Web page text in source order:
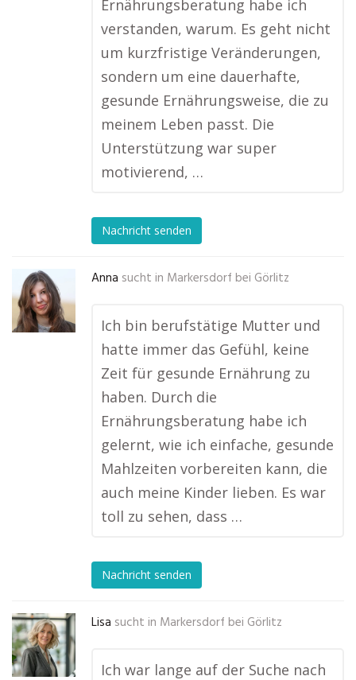
Ernährungsberatung habe ich
verstanden, warum. Es geht nicht
um kurzfristige Veränderungen,
sondern um eine dauerhafte,
gesunde Ernährungsweise, die zu
meinem Leben passt. Die
Unterstützung war super
motivierend, …
Nachricht senden
Anna sucht in Markersdorf bei Görlitz
Ich bin berufstätige Mutter und
hatte immer das Gefühl, keine
Zeit für gesunde Ernährung zu
haben. Durch die
Ernährungsberatung habe ich
gelernt, wie ich einfache, gesunde
Mahlzeiten vorbereiten kann, die
auch meine Kinder lieben. Es war
toll zu sehen, dass …
Nachricht senden
Lisa sucht in Markersdorf bei Görlitz
Ich war lange auf der Suche nach